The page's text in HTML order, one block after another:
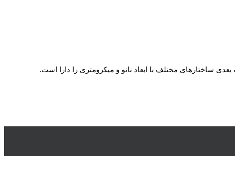
ساختارهای مختلف با ابعاد نانو و میکرومتری را دارا است.